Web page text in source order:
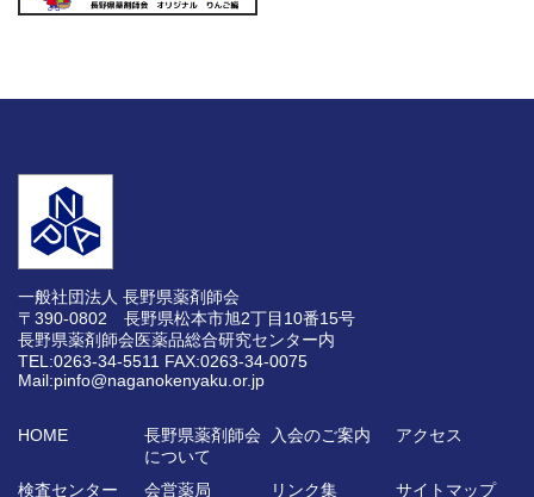
一般社団法人 長野県薬剤師会
〒390-0802 長野県松本市旭2丁目10番15号
長野県薬剤師会医薬品総合研究センター内
TEL:0263-34-5511 FAX:0263-34-0075
Mail:pinfo@naganokenyaku.or.jp
HOME
長野県薬剤師会
について
入会のご案内 アクセス
検査センター 会営薬局 リンク集 サイトマップ